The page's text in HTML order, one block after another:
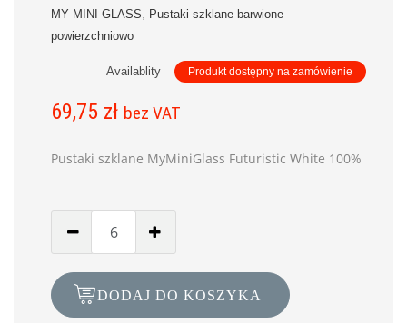
MY MINI GLASS
Pustaki szklane barwione
powierzchniowo
Availablity Produkt dostępny na zamówienie
69,75 zł bez VAT
Pustaki szklane MyMiniGlass Futuristic White 100%
DODAJ DO KOSZYKA